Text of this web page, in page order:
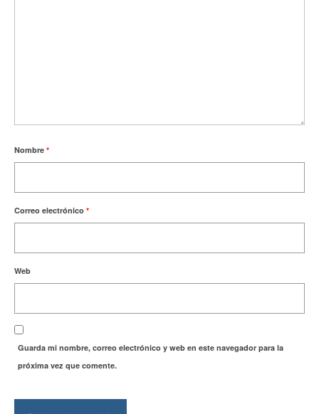
Nombre *
Correo electrónico *
Web
Guarda mi nombre, correo electrónico y web en este navegador para la
próxima vez que comente.